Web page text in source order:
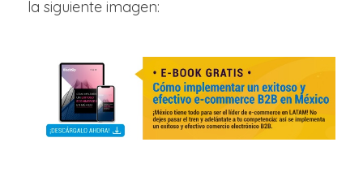
la siguiente imagen: